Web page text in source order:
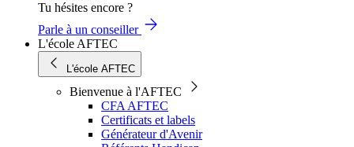
Tu hésites encore ?
Parle à un conseiller
L'école AFTEC
L'école AFTEC
Bienvenue à l'AFTEC
CFA AFTEC
Certificats et labels
Générateur d'Avenir